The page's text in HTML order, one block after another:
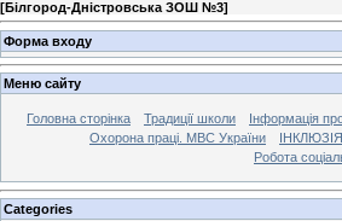
[Білгород-Дністровська ЗОШ №3]
Форма входу
Меню сайту
Головна сторінка Традиції школи
Інформація
Охорона праці. МВС України
ІНКЛЮЗІЯ
Робота
Categories